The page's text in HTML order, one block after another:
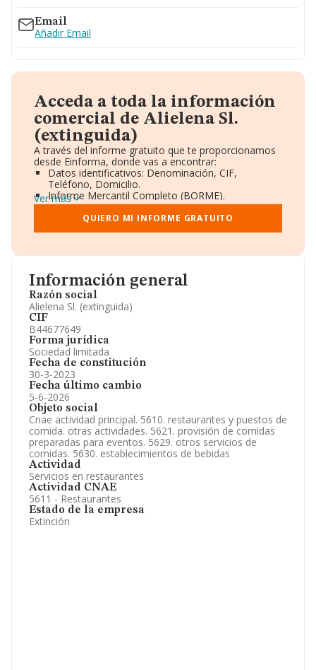
Información general
Razón social
Alielena Sl. (extinguida)
CIF
B44677649
Forma jurídica
Sociedad limitada
Fecha de constitución
30-3-2023
Fecha último cambio
5-6-2026
Objeto social
Cnae actividad principal. 5610. restaurantes y puestos de
comida. otras actividades. 5621. provisión de comidas
preparadas para eventos. 5629. otros servicios de
comidas. 5630. establecimientos de bebidas
Actividad
Servicios en restaurantes
Actividad CNAE
5611 - Restaurantes
Estado de la empresa
Extinción
Email
Añadir Email
Acceda a toda la información
comercial de Alielena Sl.
(extinguida)
A través del informe gratuito que te proporcionamos
desde Einforma, donde vas a encontrar:
Datos identificativos: Denominación, CIF,
Teléfono, Domicilio.
Informe Mercantil Completo (BORME).
Gráficos de Evolución Ventas y Empleados.
Consejo de Administración y Administradores.
Directivos y Ejecutivos.
Información oficial y registral complementaria.
Ver más
QUIERO MI INFORME GRATUITO